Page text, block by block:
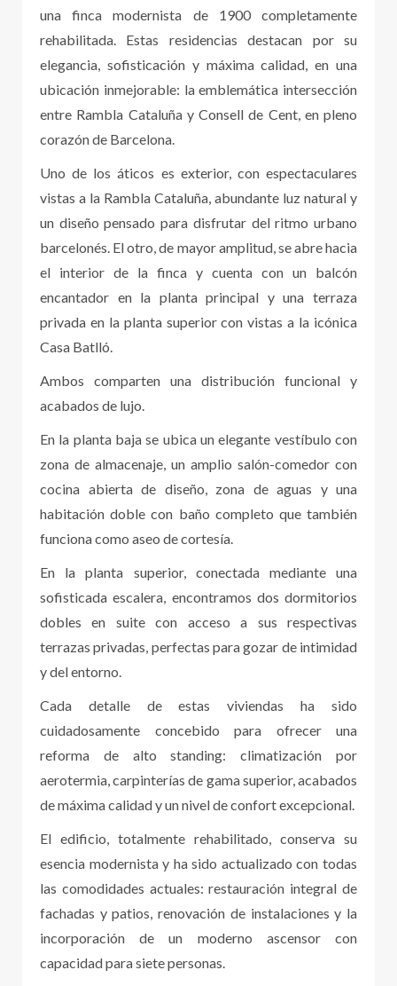
una finca modernista de 1900 completamente
rehabilitada. Estas residencias destacan por su
elegancia, sofisticación y máxima calidad, en una
ubicación inmejorable: la emblemática intersección
entre Rambla Cataluña y Consell de Cent, en pleno
corazón de Barcelona.
Uno de los áticos es exterior, con espectaculares
vistas a la Rambla Cataluña, abundante luz natural y
un diseño pensado para disfrutar del ritmo urbano
barcelonés. El otro, de mayor amplitud, se abre hacia
el interior de la finca y cuenta con un balcón
encantador en la planta principal y una terraza
privada en la planta superior con vistas a la icónica
Casa Batlló.
Ambos comparten una distribución funcional y
acabados de lujo.
En la planta baja se ubica un elegante vestíbulo con
zona de almacenaje, un amplio salón-comedor con
cocina abierta de diseño, zona de aguas y una
habitación doble con baño completo que también
funciona como aseo de cortesía.
En la planta superior, conectada mediante una
sofisticada escalera, encontramos dos dormitorios
dobles en suite con acceso a sus respectivas
terrazas privadas, perfectas para gozar de intimidad
y del entorno.
Cada detalle de estas viviendas ha sido
cuidadosamente concebido para ofrecer una
reforma de alto standing: climatización por
aerotermia, carpinterías de gama superior, acabados
de máxima calidad y un nivel de confort excepcional.
El edificio, totalmente rehabilitado, conserva su
esencia modernista y ha sido actualizado con todas
las comodidades actuales: restauración integral de
fachadas y patios, renovación de instalaciones y la
incorporación de un moderno ascensor con
capacidad para siete personas.